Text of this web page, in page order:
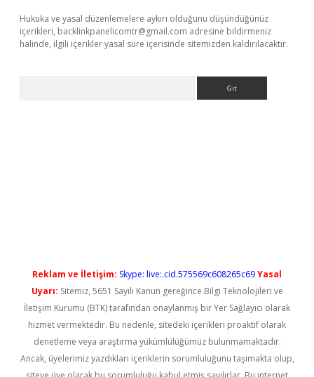
Hukuka ve yasal düzenlemelere aykırı olduğunu düşündüğünüz
içerikleri, backlinkpanelicomtr@gmail.com adresine bildirmeniz
halinde, ilgili içerikler yasal süre içerisinde sitemizden kaldırılacaktır.
Reklam ve İletişim: Skype: live:.cid.575569c608265c69Yasal
Uyarı: Sitemiz, 5651 Sayılı Kanun gereğince Bilgi Teknolojileri ve
İletişim Kurumu (BTK) tarafından onaylanmış bir Yer Sağlayıcı olarak
hizmet vermektedir. Bu nedenle, sitedeki içerikleri proaktif olarak
denetleme veya araştırma yükümlülüğümüz bulunmamaktadır.
Ancak, üyelerimiz yazdıkları içeriklerin sorumluluğunu taşımakta olup,